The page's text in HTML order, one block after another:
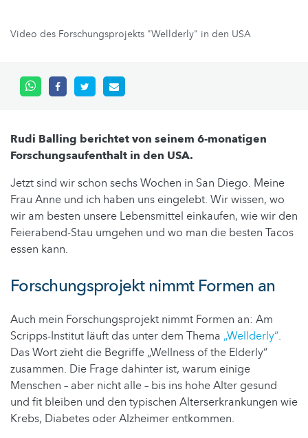
Video des Forschungsprojekts "Wellderly" in den USA
Rudi Balling berichtet von seinem 6-monatigen
Forschungsaufenthalt in den USA.
Jetzt sind wir schon sechs Wochen in San Diego. Meine
Frau Anne und ich haben uns eingelebt. Wir wissen, wo
wir am besten unsere Lebensmittel einkaufen, wie wir den
Feierabend-Stau umgehen und wo man die besten Tacos
essen kann.
Forschungsprojekt nimmt Formen an
Auch mein Forschungsprojekt nimmt Formen an: Am
Scripps-Institut läuft das unter dem Thema „Wellderly“.
Das Wort zieht die Begriffe „Wellness of the Elderly“
zusammen. Die Frage dahinter ist, warum einige
Menschen – aber nicht alle – bis ins hohe Alter gesund
und fit bleiben und den typischen Alterserkrankungen wie
Krebs, Diabetes oder Alzheimer entkommen.